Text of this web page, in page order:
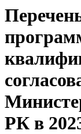
РК в